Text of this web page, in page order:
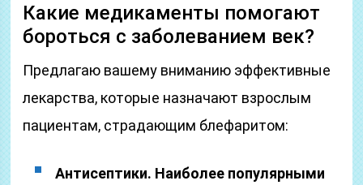
Какие медикаменты помогают
бороться с заболеванием век?
Предлагаю вашему вниманию эффективные
лекарства, которые назначают взрослым
пациентам, страдающим блефаритом:
Антисептики. Наиболее популярными